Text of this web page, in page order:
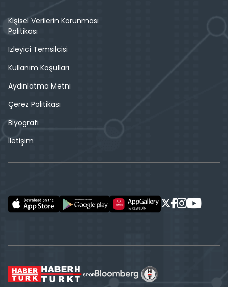
Kişisel Verilerin Korunması
Politikası
İzleyici Temsilcisi
Kullanım Koşulları
Aydınlatma Metni
Çerez Politikası
Biyografi
İletişim